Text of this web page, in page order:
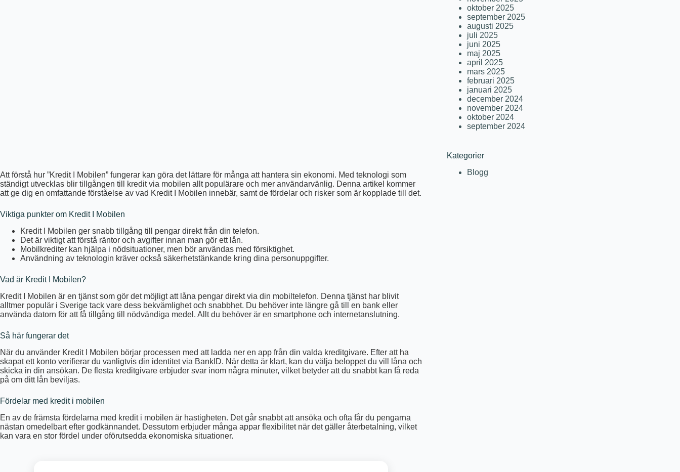
Att förstå hur ”Kredit I Mobilen” fungerar kan göra det lättare för många att hantera sin ekonomi. Med teknologi som
ständigt utvecklas blir tillgången till kredit via mobilen allt populärare och mer användarvänlig. Denna artikel kommer
att ge dig en omfattande förståelse av vad Kredit I Mobilen innebär, samt de fördelar och risker som är kopplade till det.
Viktiga punkter om Kredit I Mobilen
Kredit I Mobilen ger snabb tillgång till pengar direkt från din telefon.
Det är viktigt att förstå räntor och avgifter innan man gör ett lån.
Mobilkrediter kan hjälpa i nödsituationer, men bör användas med försiktighet.
Användning av teknologin kräver också säkerhetstänkande kring dina personuppgifter.
Vad är Kredit I Mobilen?
Kredit I Mobilen är en tjänst som gör det möjligt att låna pengar direkt via din mobiltelefon. Denna tjänst har blivit
alltmer populär i Sverige tack vare dess bekvämlighet och snabbhet. Du behöver inte längre gå till en bank eller
använda datorn för att få tillgång till nödvändiga medel. Allt du behöver är en smartphone och internetanslutning.
Så här fungerar det
När du använder Kredit I Mobilen börjar processen med att ladda ner en app från din valda kreditgivare. Efter att ha
skapat ett konto verifierar du vanligtvis din identitet via BankID. När detta är klart, kan du välja beloppet du vill låna och
skicka in din ansökan. De flesta kreditgivare erbjuder svar inom några minuter, vilket betyder att du snabbt kan få reda
på om ditt lån beviljas.
Fördelar med kredit i mobilen
En av de främsta fördelarna med kredit i mobilen är hastigheten. Det går snabbt att ansöka och ofta får du pengarna
nästan omedelbart efter godkännandet. Dessutom erbjuder många appar flexibilitet när det gäller återbetalning, vilket
kan vara en stor fördel under oförutsedda ekonomiska situationer.
oktober 2025
september 2025
augusti 2025
juli 2025
juni 2025
maj 2025
april 2025
mars 2025
februari 2025
januari 2025
december 2024
november 2024
oktober 2024
september 2024
Kategorier
Blogg